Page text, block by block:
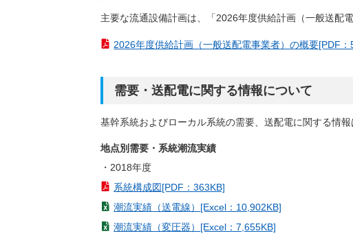
主要な流通設備計画は、「2026年度供給計画（一般送配
2026年度供給計画（一般送配電事業者）の概要[PDF：
需要・送配電に関する情報について
基幹系統およびローカル系統の需要、送配電に関する情報
地点別需要・系統潮流実績
2018年度
系統構成図[PDF：363KB]
潮流実績（送電線）[Excel：10,902KB]
潮流実績（変圧器）[Excel：7,655KB]